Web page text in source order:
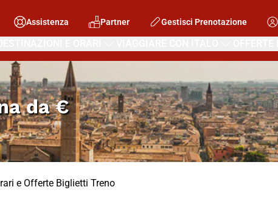
Assistenza Partner Gestisci Prenotazione
da€
e Offerte Biglietti Treno